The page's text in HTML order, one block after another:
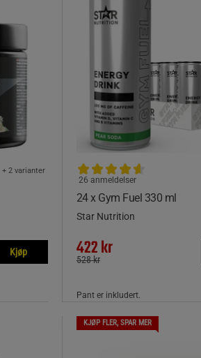
+ 2 varianter
Kjøp
24 x Gym Fuel 330 ml
26 anmeldelser
Star Nutrition
422 kr
528 kr
Pant er inkludert.
KJØP FLER, SPAR MER